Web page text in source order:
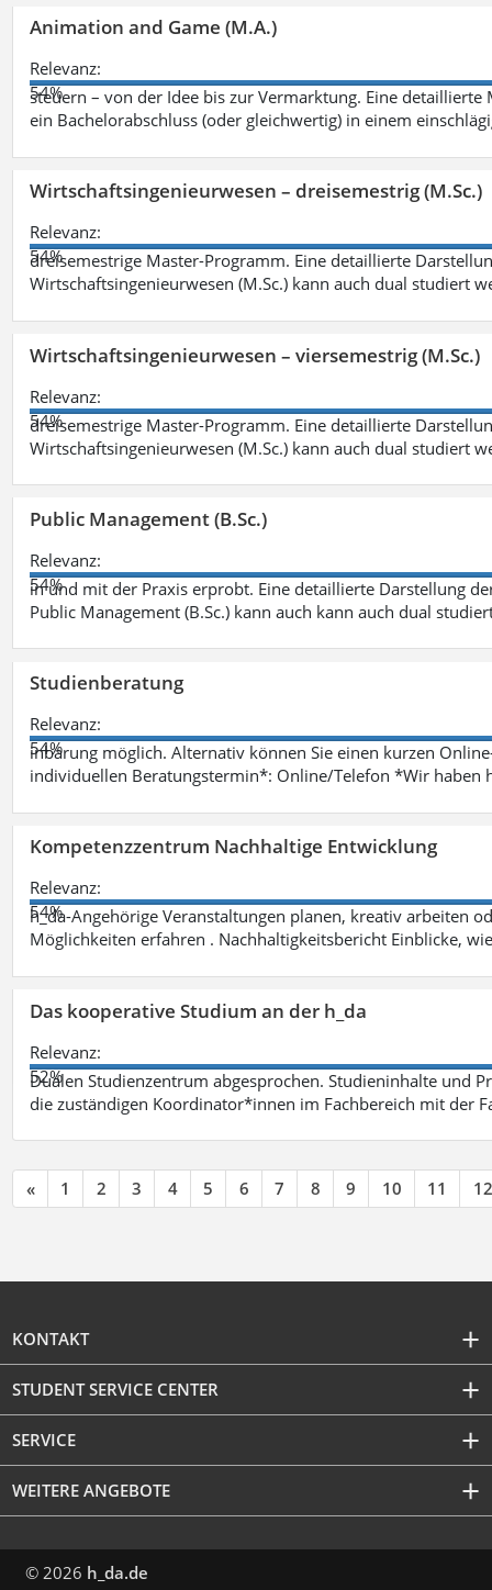
Animation and Game (M.A.)
Relevanz:
54%
steuern – von der Idee bis zur Vermarktung. Eine
ein Bachelorabschluss (oder gleichwertig) in einem
Wirtschaftsingenieurwesen – dreisemestrig (M.Sc.)
Relevanz:
54%
dreisemestrige Master-Programm. Eine detaillierte
Wirtschaftsingenieurwesen (M.Sc.) kann auch dual studiert
Wirtschaftsingenieurwesen – viersemestrig (M.Sc.)
Relevanz:
54%
dreisemestrige Master-Programm. Eine detaillierte
Wirtschaftsingenieurwesen (M.Sc.) kann auch dual studiert
Public Management (B.Sc.)
Relevanz:
54%
in und mit der Praxis erprobt. Eine detaillierte Darstellung
Public Management (B.Sc.) kann auch kann auch dual
Studienberatung
Relevanz:
54%
inbarung möglich. Alternativ können Sie einen kurzen
individuellen Beratungstermin*: Online/Telefon *Wir haben
Kompetenzzentrum Nachhaltige Entwicklung
Relevanz:
54%
h_da-Angehörige Veranstaltungen planen, kreativ arbeiten
Möglichkeiten erfahren . Nachhaltigkeitsbericht Einblicke,
Das kooperative Studium an der h_da
Relevanz:
52%
Dualen Studienzentrum abgesprochen. Studieninhalte und
die zuständigen Koordinator*innen im Fachbereich mit der
« 1 2 3 4 5 6 7 8 9 10 11 12
KONTAKT
STUDENT SERVICE CENTER
SERVICE
WEITERE ANGEBOTE
© 2026 h_da.de